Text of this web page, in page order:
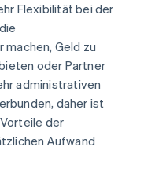
Flexibilität bei der
Geld zu
oder Partner
administrativen
daher ist
der
Aufwand